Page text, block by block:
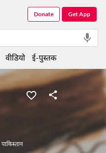
पाकिस्तान
Get App
Donate
वीडियो ई-पुस्तक